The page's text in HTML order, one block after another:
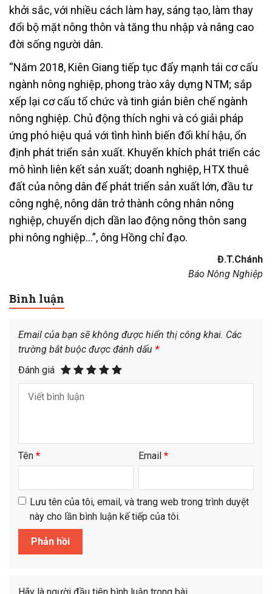
khởi sắc, với nhiều cách làm hay, sáng tạo, làm thay
đổi bộ mặt nông thôn và tăng thu nhập và nâng cao
đời sống người dân.
“Năm 2018, Kiên Giang tiếp tục đẩy mạnh tái cơ cấu
ngành nông nghiệp, phong trào xây dựng NTM; sắp
xếp lại cơ cấu tổ chức và tinh giản biên chế ngành
nông nghiệp. Chủ động thích nghi và có giải pháp
ứng phó hiệu quả với tình hình biến đổi khí hậu, ổn
định phát triển sản xuất. Khuyến khích phát triển các
mô hình liên kết sản xuất; doanh nghiệp, HTX thuê
đất của nông dân để phát triển sản xuất lớn, đầu tư
công nghệ, nông dân trở thành công nhân nông
nghiệp, chuyển dịch dần lao động nông thôn sang
phi nông nghiệp…”, ông Hồng chỉ đạo.
Đ.T.Chánh
Báo Nông Nghiệp
Bình luận
Email của bạn sẽ không được hiển thị công khai. Các
trường bắt buộc được đánh dấu *
Đánh giá
Tên * Email *
Lưu tên của tôi, email, và trang web trong trình duyệt
này cho lần bình luận kế tiếp của tôi.